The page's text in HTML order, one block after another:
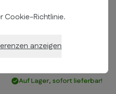
Cookie-Richtlinie.
anzeigen
Cleats Shimano SM-SH11
Auf Lager, sofort lieferbar!